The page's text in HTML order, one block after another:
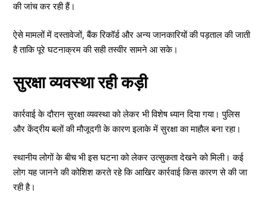
की जांच कर रही हैं।
ऐसे मामलों में दस्तावेजों, बैंक रिकॉर्ड और अन्य जानकारियों की पड़ताल की जाती
है ताकि पूरे घटनाक्रम की सही तस्वीर सामने आ सके।
सुरक्षा व्यवस्था रही कड़ी
कार्रवाई के दौरान सुरक्षा व्यवस्था को लेकर भी विशेष ध्यान दिया गया। पुलिस
और केंद्रीय बलों की मौजूदगी के कारण इलाके में सुरक्षा का माहौल बना रहा।
स्थानीय लोगों के बीच भी इस घटना को लेकर उत्सुकता देखने को मिली। कई
लोग यह जानने की कोशिश करते रहे कि आखिर कार्रवाई किस कारण से की जा
रही है।